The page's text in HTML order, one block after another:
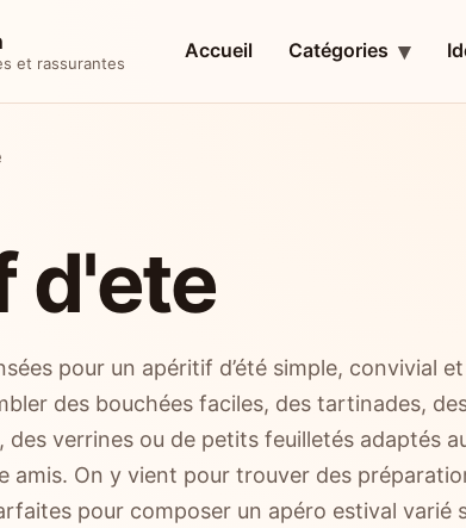
et rassurantes
Accueil Catégories
d'ete
pour un apéritif d’été simple, convivial
des bouchées faciles, des tartinades,
verrines ou de petits feuilletés adaptés
amis. On y vient pour trouver des
pour composer un apéro estival varié